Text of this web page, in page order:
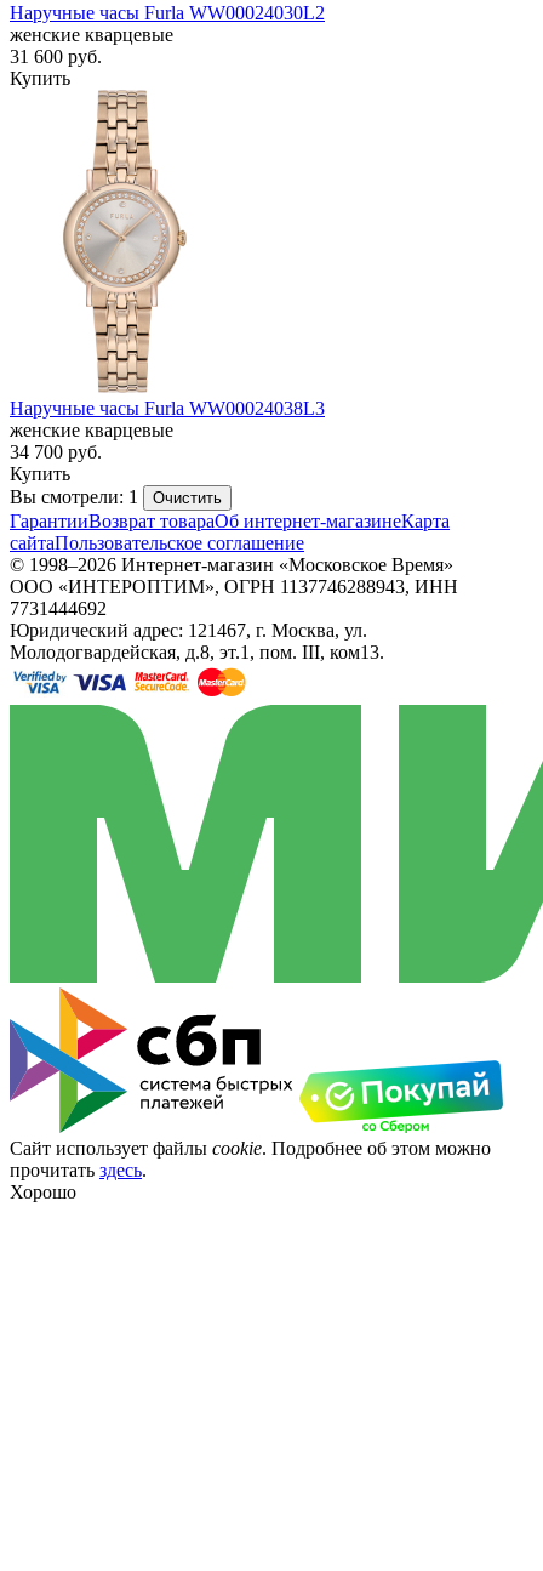
Наручные часы Furla WW00024030L2
женские кварцевые
31 600 руб.
Купить
Наручные часы Furla WW00024038L3
женские кварцевые
34 700 руб.
Купить
Вы смотрели: 1
Очистить
ГарантииВозврат товараОб интернет-магазинеКарта
сайтаПользовательское соглашение
© 1998–2026 Интернет-магазин «Московское Время»
ООО «ИНТЕРОПТИМ», ОГРН 1137746288943, ИНН
7731444692
Юридический адрес: 121467, г. Москва, ул.
Молодогвардейская, д.8, эт.1, пом. III, ком13.
Сайт использует файлы cookie. Подробнее об этом можно
прочитать здесь.
Хорошо